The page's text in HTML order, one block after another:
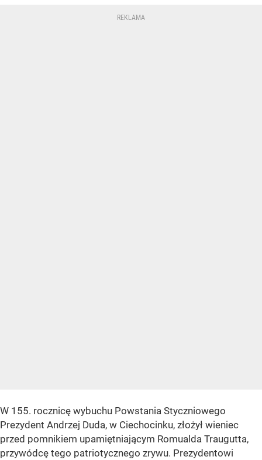
W 155. rocznicę wybuchu Powstania Styczniowego
Prezydent Andrzej Duda, w Ciechocinku, złożył wieniec
przed pomnikiem upamiętniającym Romualda Traugutta,
przywódcę tego patriotycznego zrywu. Prezydentowi